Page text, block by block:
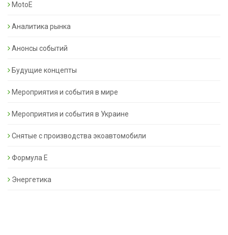
MotoE
Аналитика рынка
Анонсы событий
Будущие концепты
Мероприятия и события в мире
Мероприятия и события в Украине
Снятые с производства экоавтомобили
Формула Е
Энергетика